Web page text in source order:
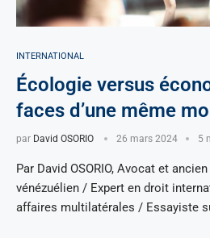
INTERNATIONAL
Écologie versus
faces d’une même
par David OSORIO 26 mars 2024 5
Par David OSORIO, Avocat et
vénézuélien / Expert en droit
affaires multilatérales / Essayiste